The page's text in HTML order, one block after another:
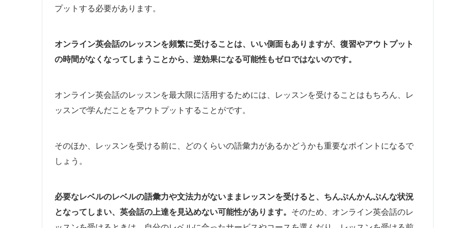
プットする必要があります。
オンライン英会話のレッスンを頻繁に受けることは、いい側面もありますが、復習やアウトプット
の時間がなくなってしまうことから、逆効果になる可能性もゼロではないのです。
オンライン英会話のレッスンを最大限に活用するためには、レッスンを受けることはもちろん、レ
ッスンで学んだことをアウトプットすることがです。
そのほか、レッスンを受ける前に、どのくらいの語彙力があるかどうかも重要なポイントになるで
しょう。
必要なレベルのレベルの語彙力や文法力がないままレッスンを受けると、ちんぷんかんぷんな状況
となってしまい、英会話の上達を見込めない可能性があります。 そのため、オンライン英会話のレ